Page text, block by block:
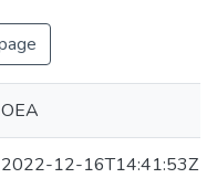
OEA
2022-12-16T14:41:53Z